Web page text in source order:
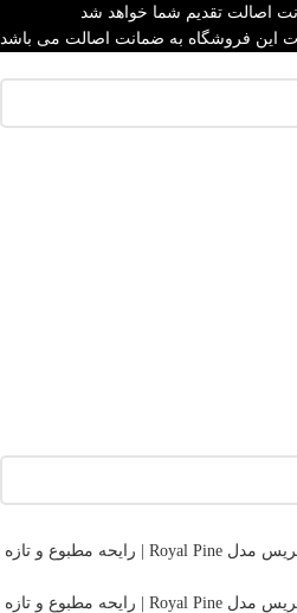
اصالت تقدیم شما خواهد شد
این فروشگاه به ضمانت اصالت می باشد